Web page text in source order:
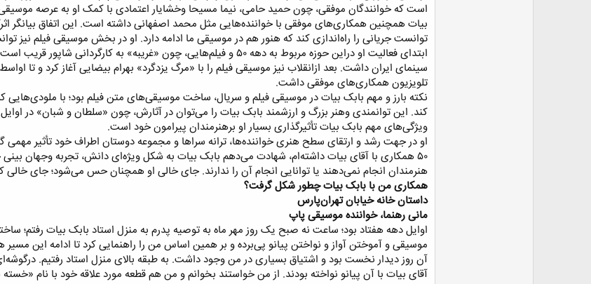
است که خوانندگان موفقی، چون حمید حامی، نیما مسیحا وخشایار اعتمادی با کمک او به عرصه
بیات همچنین همکاری‌های موفقی با خواننده‌هایی مثل محمد اصفهانی داشته است. این اتفاق بیانگر
توانست جریانی را راه‌اندازی کند که هنور هم در موسیقی ما ادامه دارد. او در بخش موسیقی فیلم نیز
ابتدای فعالیت او دراین حوزه مربوط به دهه ۵۰ و فیلم‌هایی، چون «غریبه»
تلویزیون همکاری‌های موفقی داشت.​
نکته بارز و مهم بابک بیات در موسیقی فیلم و سریال، ساخت موسیقی‌های متن فیلم بود؛ با ملودی‌هایی
ویژگی‌های مهم بابک بیات تأثیرگذاری بسیار او برهنرمندان پیرامون خود است.​
او در جهت رشد و ارتقای سطح هنری خواننده‌ها، ترانه سرا‌ها و مجموعه دوستان اطراف خود تأثیر
۵۰ همکاری با آقای بیات داشته‌ام، شهادت می‌دهم بابک بیات به شکل ویژه‌ای دانش، تجربه وجهان
هنرمندان انجام نمی‌دهند یا توانایی انجام آن را ندارند. جای خالی او همچنان حس می‌شود؛ جای
همکاری من با بابک بیات چطور شکل گرفت؟
داستان خانه خیابان تهران‌پارس
مانی رهنما، خواننده موسیقی پاپ
موسیقی و آموختن آواز و نواختن پیانو پی‌برده و بر همین اساس من را راهنمایی کرد تا ادامه این مسیر
آن روز دیدار نخست بود و اشتیاق بسیاری در من وجود داشت. به طبقه بالای منزل استاد رفتیم. درگوشه‌ای
آقای بیات با آن پیانو نواخته بودند. از من خواستند بخوانم و من هم قطعه مورد علاقه خود با نام